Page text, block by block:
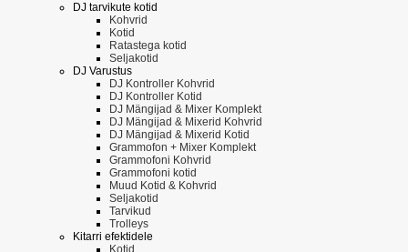
DJ tarvikute kotid
Kohvrid
Kotid
Ratastega kotid
Seljakotid
DJ Varustus
DJ Kontroller Kohvrid
DJ Kontroller Kotid
DJ Mängijad & Mixer Komplekt
DJ Mängijad & Mixerid Kohvrid
DJ Mängijad & Mixerid Kotid
Grammofon + Mixer Komplekt
Grammofoni Kohvrid
Grammofoni kotid
Muud Kotid & Kohvrid
Seljakotid
Tarvikud
Trolleys
Kitarri efektidele
Kotid